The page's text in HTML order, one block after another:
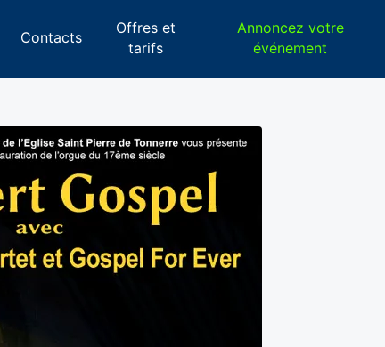
Contacts
Offres et
tarifs
Annoncez votre
événement